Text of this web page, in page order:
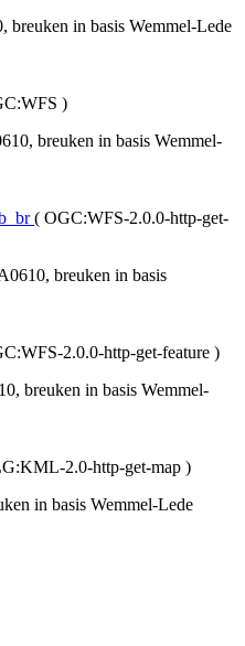
in basis Wemmel-Lede
)
breuken in basis Wemmel-
( OGC:WFS-2.0.0-http-get-
breuken in basis
2.0.0-http-get-feature )
breuken in basis Wemmel-
2.0-http-get-map )
in basis Wemmel-Lede